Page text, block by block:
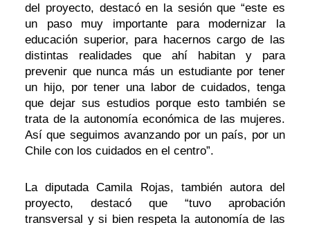
del proyecto, destacó en la sesión que “este es
un paso muy importante para modernizar la
educación superior, para hacernos cargo de las
distintas realidades que ahí habitan y para
prevenir que nunca más un estudiante por tener
un hijo, por tener una labor de cuidados, tenga
que dejar sus estudios porque esto también se
trata de la autonomía económica de las mujeres.
Así que seguimos avanzando por un país, por un
Chile con los cuidados en el centro”.
La diputada Camila Rojas, también autora del
proyecto, destacó que “tuvo aprobación
transversal y si bien respeta la autonomía de las